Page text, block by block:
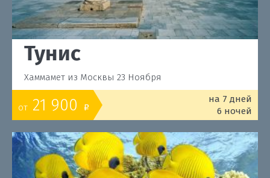
Тунис
Хаммамет из Москвы 23 Ноября
от 21 900 o
на 7 дней
6 ночей